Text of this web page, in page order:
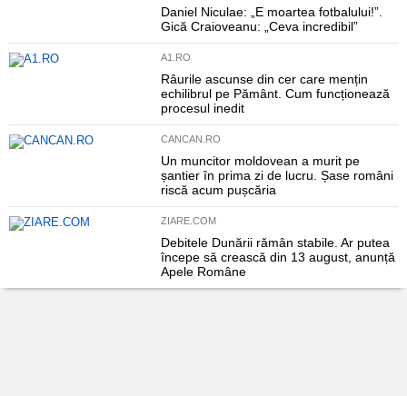
Daniel Niculae: „E moartea fotbalului!”.
Gică Craioveanu: „Ceva incredibil”
A1.RO
Râurile ascunse din cer care mențin
echilibrul pe Pământ. Cum funcționează
procesul inedit
CANCAN.RO
Un muncitor moldovean a murit pe
șantier în prima zi de lucru. Șase români
riscă acum pușcăria
ZIARE.COM
Debitele Dunării rămân stabile. Ar putea
începe să crească din 13 august, anunță
Apele Române